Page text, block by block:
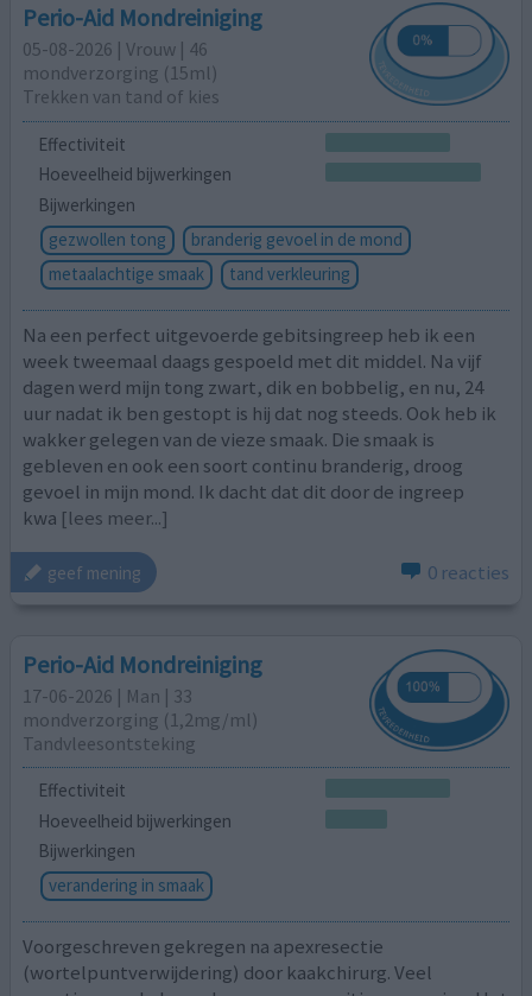
Perio-Aid Mondreiniging
05-08-2026 | Vrouw | 46
mondverzorging (15ml)
Trekken van tand of kies
Effectiviteit
Hoeveelheid bijwerkingen
Bijwerkingen
gezwollen tong
branderig gevoel in de mond
metaalachtige smaak
tand verkleuring
Na een perfect uitgevoerde gebitsingreep heb ik een
week tweemaal daags gespoeld met dit middel. Na vijf
dagen werd mijn tong zwart, dik en bobbelig, en nu, 24
uur nadat ik ben gestopt is hij dat nog steeds. Ook heb ik
wakker gelegen van de vieze smaak. Die smaak is
gebleven en ook een soort continu branderig, droog
gevoel in mijn mond. Ik dacht dat dit door de ingreep
kwa [lees meer...]
geef mening 0 reacties
Perio-Aid Mondreiniging
17-06-2026 | Man | 33
mondverzorging (1,2mg/ml)
Tandvleesontsteking
Effectiviteit
Hoeveelheid bijwerkingen
Bijwerkingen
verandering in smaak
Voorgeschreven gekregen na apexresectie
(wortelpuntverwijdering) door kaakchirurg. Veel